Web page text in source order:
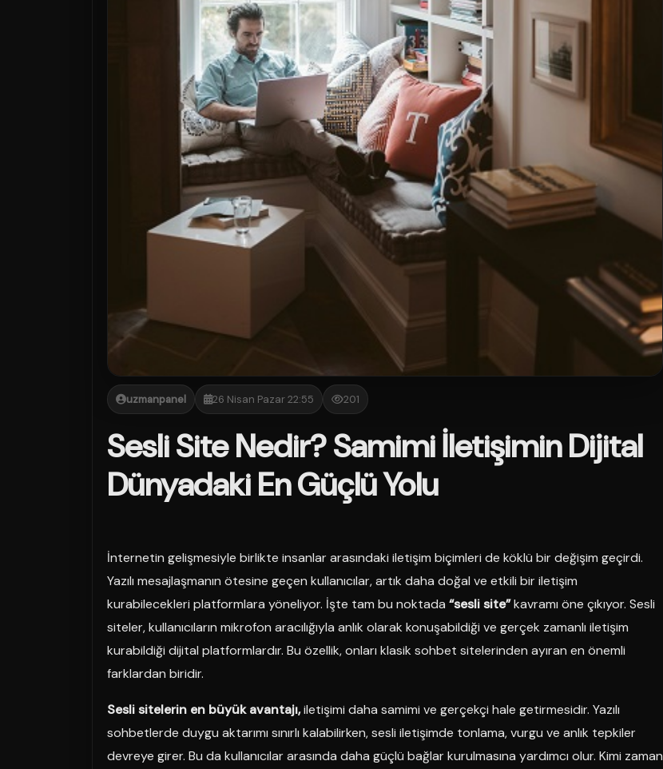
uzmanpanel 26 Nisan Pazar 22:55 201
Sesli Site Nedir? Samimi İletişimin Dijital
Dünyadaki En Güçlü Yolu
İnternetin gelişmesiyle birlikte insanlar arasındaki iletişim biçimleri de köklü bir değişim geçirdi.
Yazılı mesajlaşmanın ötesine geçen kullanıcılar, artık daha doğal ve etkili bir iletişim
kurabilecekleri platformlara yöneliyor. İşte tam bu noktada “sesli site”kavramı öne çıkıyor. Sesli
siteler, kullanıcıların mikrofon aracılığıyla anlık olarak konuşabildiği ve gerçek zamanlı iletişim
kurabildiği dijital platformlardır. Bu özellik, onları klasik sohbet sitelerinden ayıran en önemli
farklardan biridir.
Sesli sitelerin en büyük avantajı,iletişimi daha samimi ve gerçekçi hale getirmesidir. Yazılı
sohbetlerde duygu aktarımı sınırlı kalabilirken, sesli iletişimde tonlama, vurgu ve anlık tepkiler
devreye girer. Bu da kullanıcılar arasında daha güçlü bağlar kurulmasına yardımcı olur. Kimi zaman